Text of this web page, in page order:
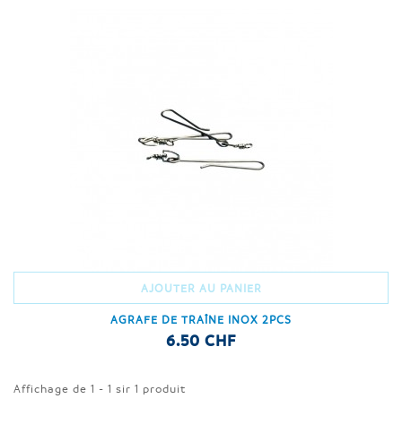
AJOUTER AU PANIER
AGRAFE DE TRAÎNE INOX 2PCS
6.50 CHF
Affichage de 1 - 1 sir 1 produit